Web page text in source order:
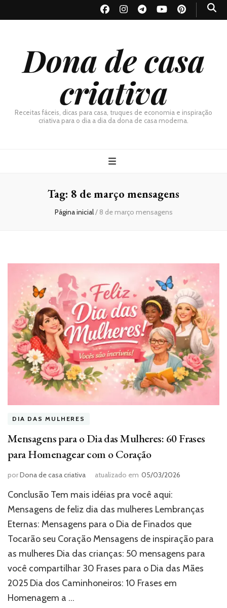
Dona de casa
criativa
Receitas fáceis, dicas para casa, truques de economia e inspiração
criativa para o dia a dia da dona de casa moderna.
Tag: 8 de março mensagens
Página inicial/ 8 de março mensagens
DIA DAS MULHERES
Mensagens para o Dia das Mulheres: 60 Frases
para Homenagear com o Coração
porDona de casa criativa atualizado em 05/03/2026
Conclusão Tem mais idéias pra você aqui:
Mensagens de feliz dia das mulheres Lembranças
Eternas: Mensagens para o Dia de Finados que
Tocarão seu Coração Mensagens de inspiração para
as mulheres Dia das crianças: 50 mensagens para
você compartilhar 30 Frases para o Dia das Mães
2025 Dia dos Caminhoneiros: 10 Frases em
Homenagem a …